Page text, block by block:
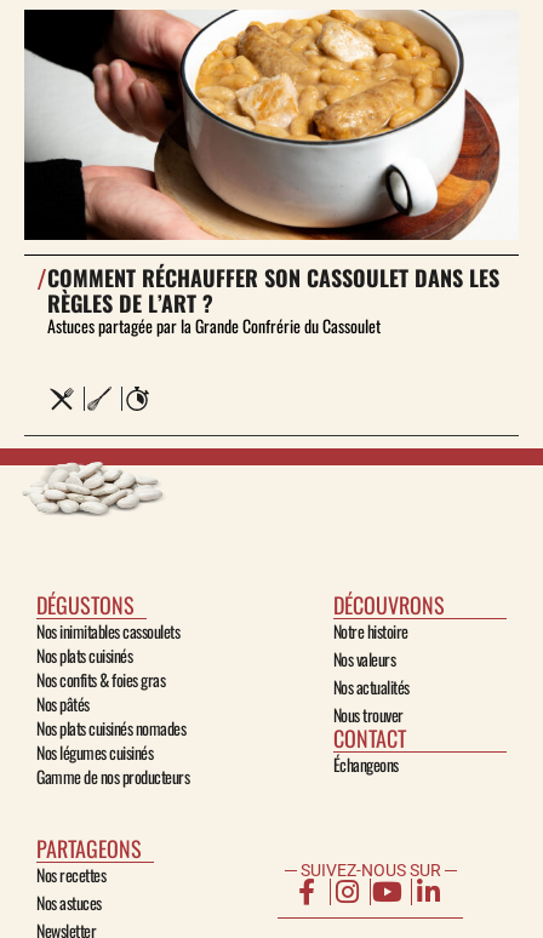
/COMMENT RÉCHAUFFER SON CASSOULET DANS LES
RÈGLES DE L’ART ?
Astuces partagée par la Grande Confrérie du Cassoulet
DÉGUSTONS
Nos inimitables cassoulets
Nos plats cuisinés
Nos confits & foies gras
Nos pâtés
Nos plats cuisinés nomades
Nos légumes cuisinés
Gamme de nos producteurs
DÉCOUVRONS
Notre histoire
Nos valeurs
Nos actualités
Nous trouver
CONTACT
Échangeons
PARTAGEONS
Nos recettes
Nos astuces
Newsletter
─ SUIVEZ-NOUS SUR ─